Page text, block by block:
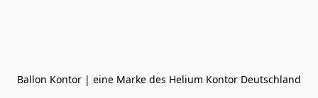
Ballon Kontor | eine Marke des Helium Kontor Deutschland